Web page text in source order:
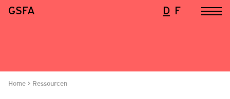
GSFA D F
Home Ressourcen